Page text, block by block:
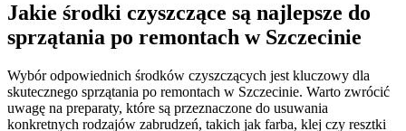
Jakie środki czyszczące są najlepsze do
sprzątania po remontach w Szczecinie
Wybór odpowiednich środków czyszczących jest kluczowy dla
skutecznego sprzątania po remontach w Szczecinie. Warto zwrócić
uwagę na preparaty, które są przeznaczone do usuwania
konkretnych rodzajów zabrudzeń, takich jak farba, klej czy resztki